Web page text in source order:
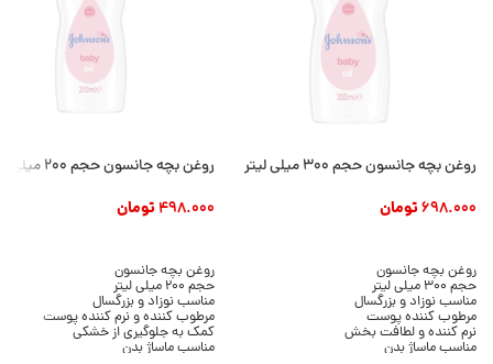
روغن بچه جانسون حجم 300 میلی لیتر
698.000تومان
روغن بچه جانسون
حجم 300 میلی لیتر
مناسب نوزاد و بزرگسال
مرطوب کننده پوست
نرم کننده و لطافت بخش
مناسب ماساژ بدن
روغن بچه جانسون حجم 200 میلی لیتر
498.000تومان
روغن بچه جانسون
حجم 200 میلی لیتر
مناسب نوزاد و بزرگسال
مرطوب کننده و نرم کننده پوست
کمک به جلوگیری از خشکی
مناسب ماساژ بدن